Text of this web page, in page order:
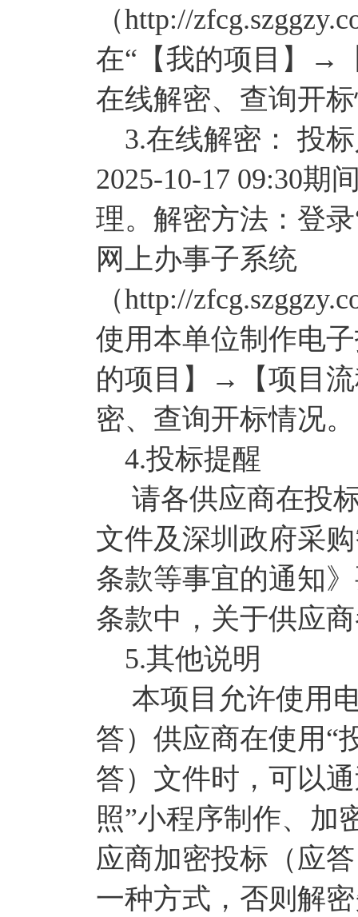
（http://
在“【我的项目】→
在线解密、查询开
3.在线解密： 投标
2025-10-17 09:30期
理。解密方法：登
网上办事子系统
（http://
使用本单位制作电
的项目】→【项目
密、查询开标情况。
4.投标提醒
请各供应商在投
文件及深圳政府采
条款等事宜的通知
条款中，关于供应
5.其他说明
本项目允许使用
答）供应商在使用“
答）文件时，可以
照”小程序制作、加
应商加密投标（应
一种方式，否则解